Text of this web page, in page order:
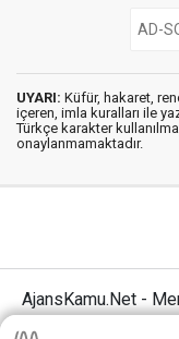
UYARI: Küfür, hakaret,
içeren, imla kuralları ile
Türkçe karakter
onaylanmamaktadır.
AjansKamu.Net -